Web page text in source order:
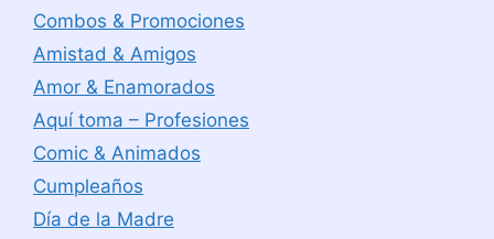
Combos & Promociones
Amistad & Amigos
Amor & Enamorados
Aquí toma – Profesiones
Comic & Animados
Cumpleaños
Día de la Madre